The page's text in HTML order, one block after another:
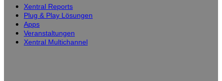
Xentral Reports
Plug & Play Lösungen
Apps
Veranstaltungen
Xentral Multichannel